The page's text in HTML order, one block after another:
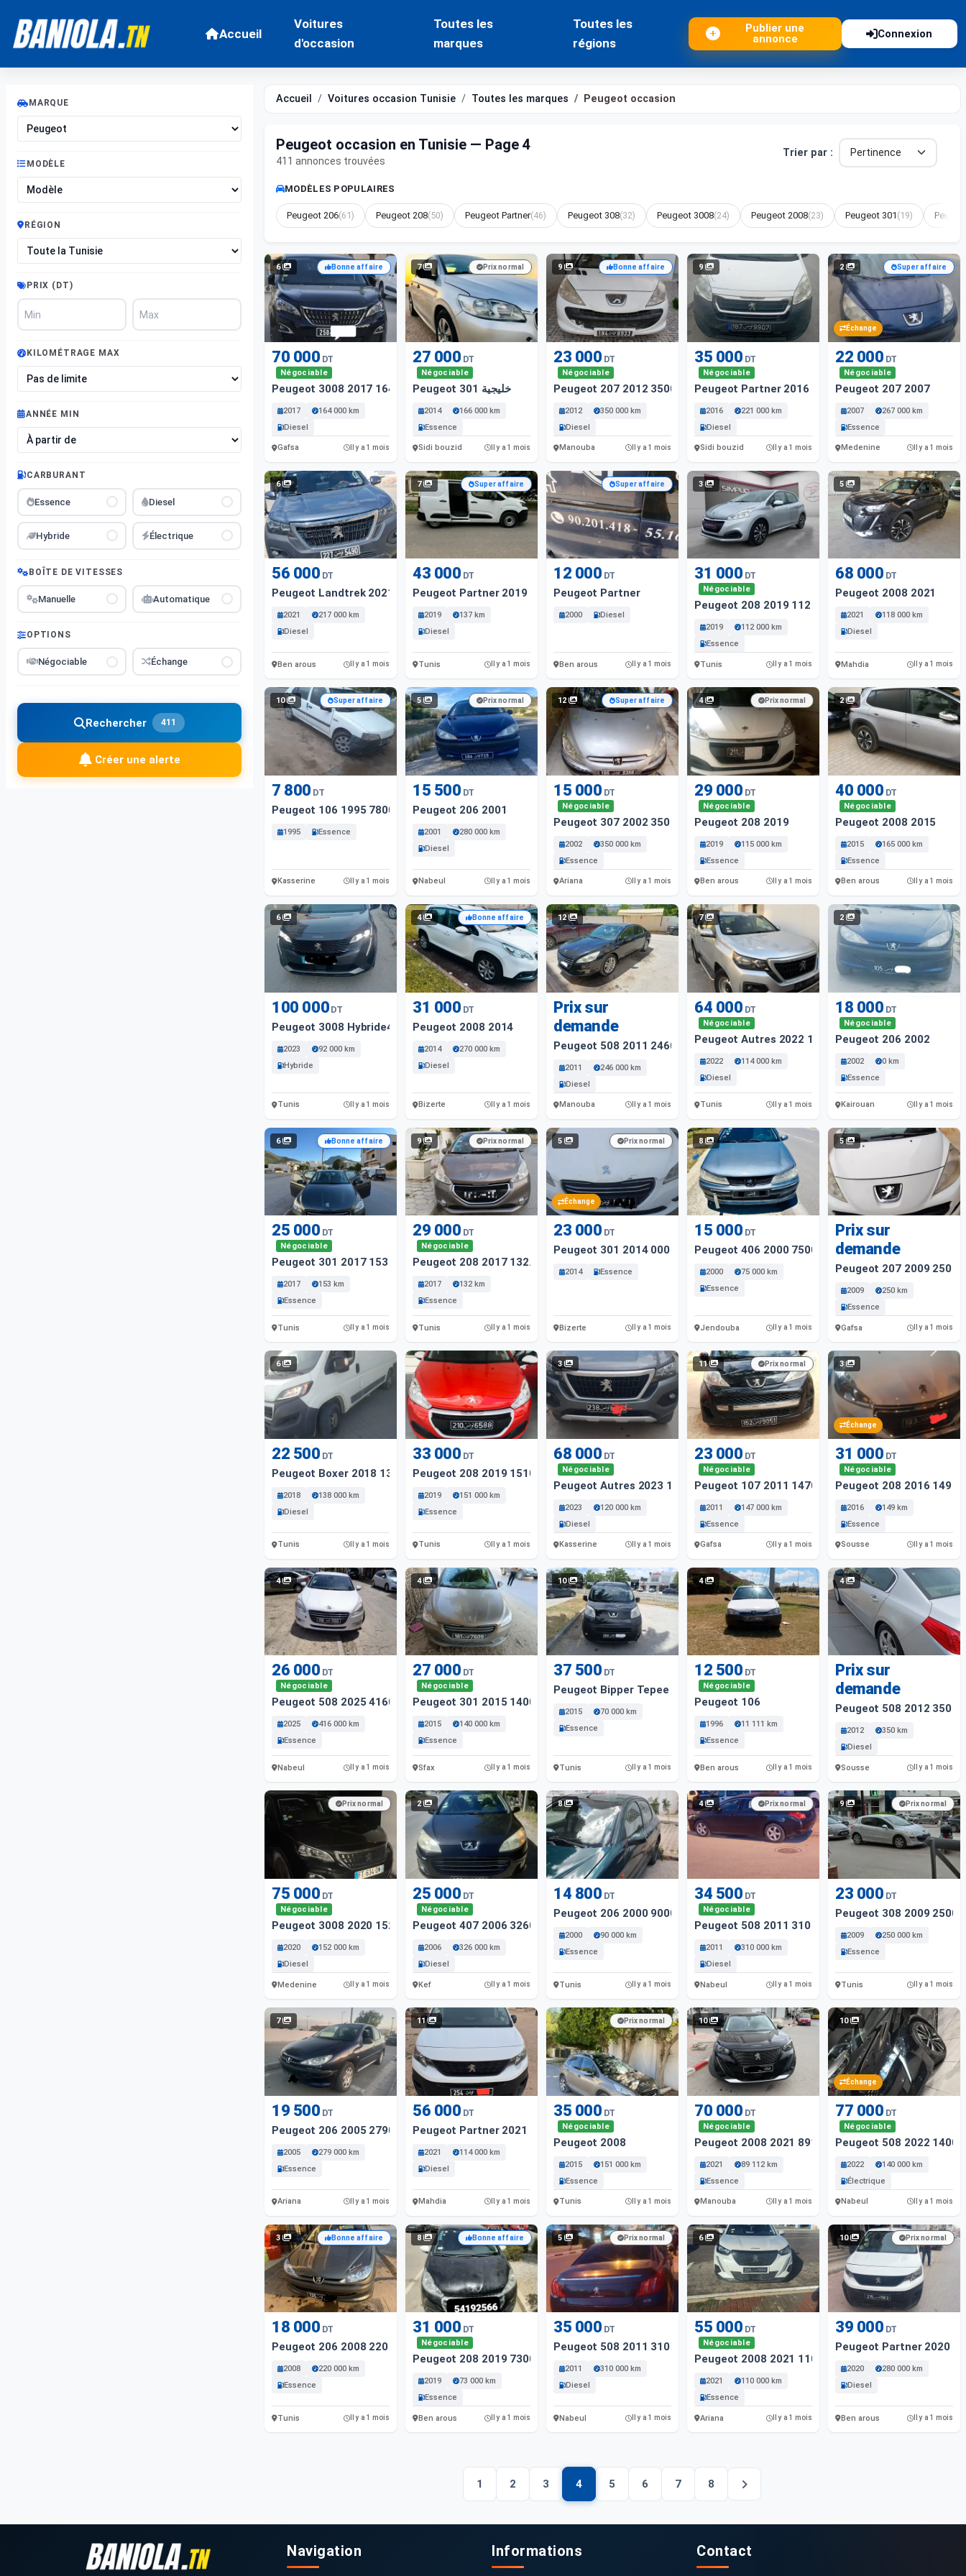
Accueil
Voitures
d'occasion
Toutes les
marques
Toutes les
régions
Publier une
annonce
Connexion
MARQUE
MODÈLE
RÉGION
PRIX (DT)
KILOMÉTRAGE MAX
ANNÉE MIN
CARBURANT
Essence Diesel
Hybride Électrique
BOÎTE DE VITESSES
Manuelle Automatique
OPTIONS
Négociable Échange
Rechercher 411
Créer une alerte
Accueil Voitures occasion Tunisie Toutes les marques Peugeot occasion
Peugeot occasion en Tunisie — Page 4
411 annonces trouvées
Trier par :
MODÈLES POPULAIRES
Peugeot 206(61) Peugeot 208(50) Peugeot Partner(46) Peugeot 308(32) Peugeot 3008(24) Peugeot 2008(23) Peugeot 301 (19)
6 Bonne affaire
70 000 DT
Négociable
Peugeot 3008 2017 164 Km
2017
164 000 km
Diesel
Gafsa Il y a 1 mois
7 Prix normal
27 000 DT
Négociable
Peugeot 301 خليجية
2014
166 000 km
Essence
Sidi bouzid Il y a 1 mois
9 Bonne affaire
23 000 DT
Négociable
Peugeot 207 2012 35000 Km
2012
350 000 km
Diesel
Manouba Il y a 1 mois
9
35 000 DT
Négociable
Peugeot Partner 2016 221 Km
2016
221 000 km
Diesel
Sidi bouzid Il y a 1 mois
2
Échange
Super affaire
22 000 DT
Négociable
Peugeot 207 2007
2007
267 000 km
Essence
Medenine Il y a 1 mois
6
56 000 DT
Peugeot Landtrek 2021
2021
217 000 km
Diesel
Ben arous Il y a 1 mois
7 Super affaire
43 000 DT
Peugeot Partner 2019
2019
137 km
Diesel
Tunis Il y a 1 mois
Super affaire
12 000 DT
Peugeot Partner
2000 Diesel
Ben arous Il y a 1 mois
3
31 000 DT
Négociable
Peugeot 208 2019 112 Km
2019
112 000 km
Essence
Tunis Il y a 1 mois
5
68 000 DT
Peugeot 2008 2021
2021
118 000 km
Diesel
Mahdia Il y a 1 mois
10 Super affaire
7 800 DT
Peugeot 106 1995 7800 Km
1995 Essence
Kasserine Il y a 1 mois
5 Prix normal
15 500 DT
Peugeot 206 2001
2001
280 000 km
Diesel
Nabeul Il y a 1 mois
12 Super affaire
15 000 DT
Négociable
Peugeot 307 2002 350 Km
2002
350 000 km
Essence
Ariana Il y a 1 mois
4 Prix normal
29 000 DT
Négociable
Peugeot 208 2019
2019
115 000 km
Essence
Ben arous Il y a 1 mois
2
40 000 DT
Négociable
Peugeot 2008 2015
2015
165 000 km
Essence
Ben arous Il y a 1 mois
6
100 000 DT
Peugeot 3008 Hybride4 Gt Modèle 2023 92000 Km
2023
92 000 km
Hybride
Tunis Il y a 1 mois
4 Bonne affaire
31 000 DT
Peugeot 2008 2014
2014
270 000 km
Diesel
Bizerte Il y a 1 mois
12
Prix sur
demande
Peugeot 508 2011 246000 Km
2011
246 000 km
Diesel
Manouba Il y a 1 mois
7
64 000 DT
Négociable
Peugeot Autres 2022 114000 Km
2022
114 000 km
Diesel
Tunis Il y a 1 mois
2
18 000 DT
Négociable
Peugeot 206 2002
2002
0 km
Essence
Kairouan Il y a 1 mois
6 Bonne affaire
25 000 DT
Négociable
Peugeot 301 2017 153 Km
2017
153 km
Essence
Tunis Il y a 1 mois
9 Prix normal
29 000 DT
Négociable
Peugeot 208 2017 132. 000 Km
2017
132 km
Essence
Tunis Il y a 1 mois
5
Échange
Prix normal
23 000 DT
Peugeot 301 2014 000 Km
2014 Essence
Bizerte Il y a 1 mois
8
15 000 DT
Peugeot 406 2000 75000 Km
2000
75 000 km
Essence
Jendouba Il y a 1 mois
5
Prix sur
demande
Peugeot 207 2009 250
2009
250 km
Essence
Gafsa Il y a 1 mois
6
22 500 DT
Peugeot Boxer 2018 138000 Km
2018
138 000 km
Diesel
Tunis Il y a 1 mois
33 000 DT
Peugeot 208 2019 151000 Km
2019
151 000 km
Essence
Tunis Il y a 1 mois
3
68 000 DT
Négociable
Peugeot Autres 2023 12000 Km
2023
120 000 km
Diesel
Kasserine Il y a 1 mois
11 Prix normal
23 000 DT
Négociable
Peugeot 107 2011 147000 Km
2011
147 000 km
Essence
Gafsa Il y a 1 mois
3
Échange
31 000 DT
Négociable
Peugeot 208 2016 149
2016
149 km
Essence
Sousse Il y a 1 mois
4
26 000 DT
Négociable
Peugeot 508 2025 416000 Km
2025
416 000 km
Essence
Nabeul Il y a 1 mois
4
27 000 DT
Négociable
Peugeot 301 2015 14000 Km
2015
140 000 km
Essence
Sfax Il y a 1 mois
10
37 500 DT
Peugeot Bipper Tepee 2015 70. 000 Km
2015
70 000 km
Essence
Tunis Il y a 1 mois
4
12 500 DT
Négociable
Peugeot 106
1996
11 111 km
Essence
Ben arous Il y a 1 mois
4
Prix sur
demande
Peugeot 508 2012 350
2012
350 km
Diesel
Sousse Il y a 1 mois
Prix normal
75 000 DT
Négociable
Peugeot 3008 2020 152000 Km
2020
152 000 km
Diesel
Medenine Il y a 1 mois
2
25 000 DT
Négociable
Peugeot 407 2006 326000 Km
2006
326 000 km
Diesel
Kef Il y a 1 mois
8
14 800 DT
Peugeot 206 2000 9000 Km
2000
90 000 km
Essence
Tunis Il y a 1 mois
4 Prix normal
34 500 DT
Négociable
Peugeot 508 2011 310 Km
2011
310 000 km
Diesel
Nabeul Il y a 1 mois
9 Prix normal
23 000 DT
Peugeot 308 2009 25000
2009
250 000 km
Essence
Tunis Il y a 1 mois
7
19 500 DT
Peugeot 206 2005 279000 Km
2005
279 000 km
Essence
Ariana Il y a 1 mois
11
56 000 DT
Peugeot Partner 2021 114000 Km
2021
114 000 km
Diesel
Mahdia Il y a 1 mois
Prix normal
35 000 DT
Négociable
Peugeot 2008
2015
151 000 km
Essence
Tunis Il y a 1 mois
10
70 000 DT
Négociable
Peugeot 2008 2021 89112 Km
2021
89 112 km
Essence
Manouba Il y a 1 mois
10
Échange
77 000 DT
Négociable
Peugeot 508 2022 14000
2022
140 000 km
Électrique
Nabeul Il y a 1 mois
3 Bonne affaire
18 000 DT
Peugeot 206 2008 220 Km
2008
220 000 km
Essence
Tunis Il y a 1 mois
8 Bonne affaire
31 000 DT
Négociable
Peugeot 208 2019 73000 Km
2019
73 000 km
Essence
Ben arous Il y a 1 mois
5 Prix normal
35 000 DT
Peugeot 508 2011 310 Km
2011
310 000 km
Diesel
Nabeul Il y a 1 mois
6
55 000 DT
Négociable
Peugeot 2008 2021 11000 Km
2021
110 000 km
Essence
Ariana Il y a 1 mois
10 Prix normal
39 000 DT
Peugeot Partner 2020
2020
280 000 km
Diesel
Ben arous Il y a 1 mois
1 2 3 4 5 6 7 8
Navigation Informations Contact